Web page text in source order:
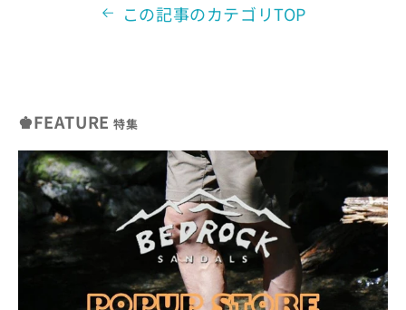
♚FEATURE特集
この記事のカテゴリTOP